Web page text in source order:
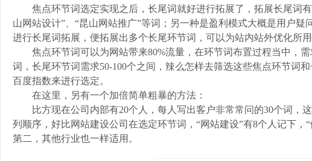
焦点环节词选定实现之后，长尾词就好进行拓展了，拓展长尾词有
山网站设计”、“昆山网站推广”等词；另一种是盈利模式大概是用户
进行长尾词拓展，便拓展出多个长尾环节词，可以为站内站外优化所用
焦点环节词可以为网站带来80%流量，在环节词布置过程当中，需
词，长尾环节词需求50-100个之间，辣么怎样去筛选这些焦点环节词
百度指数来进行选定。
在这里，另有一个加倍简单粗暴的方法：
比方现在公司内部有20个人，每人写出客户非常常问的30个词，
列顺序，好比网站建设公司在选定环节词，“网站建设”有8个人记下，
第二，其他行业也一样适用。